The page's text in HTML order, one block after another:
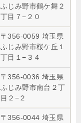
ふじみ野市鶴ケ舞２
丁目７−２０
〒356-0059 埼玉県
ふじみ野市桜ケ丘１
丁目１−３４
〒356-0036 埼玉県
ふじみ野市南台２丁
目２−２
〒356-0044 埼玉県